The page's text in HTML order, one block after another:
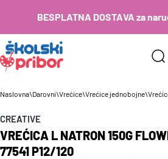
BESPLATNA DOSTAVA za
Naslovna\Darovni\Vrećice\Vrećice jednobojne\
CREATIVE
VREĆICA L NATRON 150G
77541 P12/120